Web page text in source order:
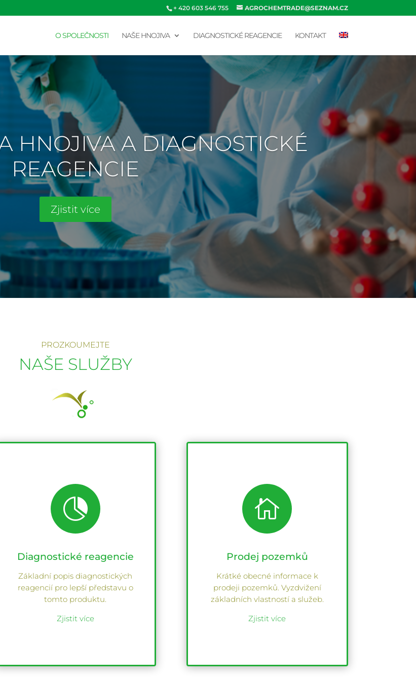
+ 420 603 546 755 AGROCHEMTRADE@SEZNAM.CZ
O SPOLEČNOSTI NAŠE HNOJIVA DIAGNOSTICKÉ REAGENCIE KONTAKT
HNOJIVA A DIAGNOSTICKÉ
REAGENCIE
Zjistit více
PROZKOUMEJTE
NAŠE SLUŽBY

Diagnostické reagencie
Základní popis diagnostických
reagencií pro lepší představu o
tomto produktu.
Zjistit více

Prodej pozemků
Krátké obecné informace k
prodeji pozemků. Vyzdvižení
základních vlastností a služeb.
Zjistit více